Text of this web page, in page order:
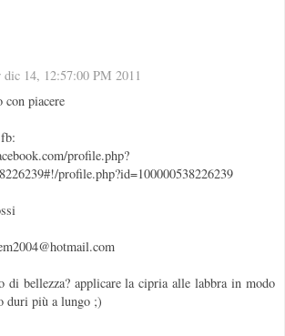
dic 14, 12:57:00 PM 2011
con piacere
profile.php?
profile.php?id=100000538226239
di bellezza? applicare la cipria alle labbra in modo
duri più a lungo ;)